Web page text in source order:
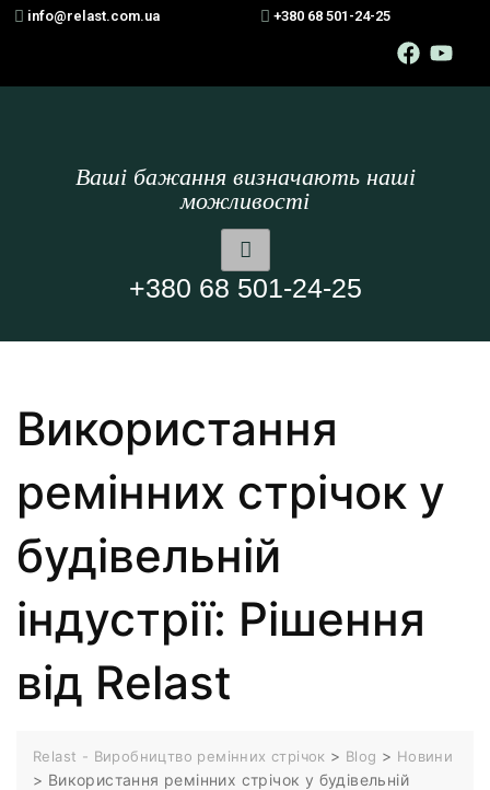
info@relast.com.ua +380 68 501-24-25
Ваші бажання визначають наші
можливості
+380 68 501-24-25
Використання
ремінних стрічок у
будівельній
індустрії: Рішення
від Relast
Relast - Виробництво ремінних стрічок > Blog > Новини
> Використання ремінних стрічок у будівельній